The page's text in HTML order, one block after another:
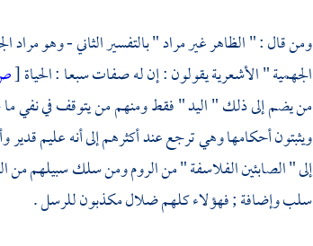
ومن قال : " الظاهر غير مراد " بالتفسير الثاني - وهو مراد
الجهمية "الأشعريةيقولون : إن له صفات سبعا : الحياة[
من يضم إلى ذلك " اليد " فقط ومنهم من يتوقف في نفي ما
ويثبتون أحكامها وهي ترجع عند أكثرهم إلى أنه عليم
إلى "الصابئين الفلاسفة" منالرومومن سلك سبيلهم من
سلب وإضافة ; فهؤلاء كلهم ضلال مكذبون للرسل .